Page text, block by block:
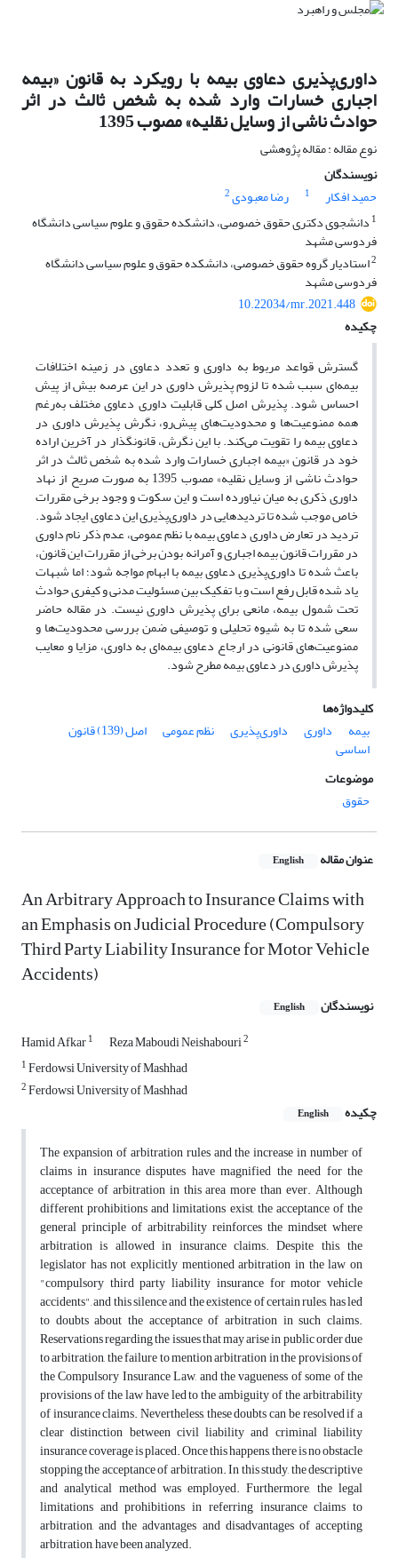
داوری‌پذیری دعاوی بیمه با رویکرد به قانون «بیمه
اجباری خسارات وارد شده به شخص ثالث در اثر
حوادث ناشی از وسایل نقلیه» مصوب 1395
نوع مقاله : مقاله پژوهشی
نویسندگان
حمید افکار
1 رضا معبودی2
1 دانشجوی دکتری حقوق خصوصی، دانشکده حقوق و علوم سیاسی دانشگاه
فردوسی مشهد
2استادیار گروه حقوق خصوصی، دانشکده حقوق و علوم سیاسی دانشگاه
فردوسی مشهد
10.22034/mr.2021.448
چکیده
گسترش قواعد مربوط به داوری و تعدد دعاوی در زمینه اختلافات
بیمه‌ای سبب شده تا لزوم پذیرش داوری در این عرصه بیش از پیش
احساس شود. پذیرش اصل کلی قابلیت داوری دعاوی مختلف به‌رغم
همه ممنوعیت‌ها و محدودیت‌های پیش‌رو، نگرش پذیرش داوری در
دعاوی بیمه را تقویت می‌کند. با این نگرش، قانونگذار در آخرین اراده
خود در قانون «بیمه اجباری خسارات وارد شده به شخص ثالث در اثر
حوادث ناشی از وسایل نقلیه» مصوب 1395 به صورت صریح از نهاد
داوری ذکری به میان نیاورده است و این سکوت و وجود برخی مقررات
خاص موجب شده تا تردیدهایی در داوری‌پذیری این دعاوی ایجاد شود.
تردید در تعارض داوری دعاوی بیمه با نظم عمومی، عدم ذکر نام داوری
در مقررات قانون بیمه اجباری و آمرانه بودن برخی از مقررات این قانون،
باعث شده تا داوری‌پذیری دعاوی بیمه با ابهام مواجه شود؛ اما شبهات
یاد شده قابل رفع است و با تفکیک بین مسئولیت مدنی و کیفری حوادث
تحت شمول بیمه، مانعی برای پذیرش داوری نیست. در مقاله حاضر
سعی شده تا به شیوه تحلیلی و توصیفی ضمن بررسی محدودیت‌ها و
ممنوعیت‌های قانونی در ارجاع دعاوی بیمه‌ای به داوری، مزایا و معایب
پذیرش داوری در دعاوی بیمه مطرح شود.
کلیدواژه‌ها
بیمه
داوری داوری‌‌‌پذیری نظم عمومی اصل (139) قانون
اساسی
موضوعات
حقوق
عنوان مقاله English
An Arbitrary Approach to Insurance Claims with
an Emphasis on Judicial Procedure (Compulsory
Third Party Liability Insurance for Motor Vehicle
Accidents)
نویسندگان English
Hamid Afkar1 Reza Maboudi Neishabouri2
1Ferdowsi University of Mashhad
2Ferdowsi University of Mashhad
چکیده
English
The expansion of arbitration rules and the increase in number of
claims in insurance disputes have magnified the need for the
acceptance of arbitration in this area more than ever. Although
different prohibitions and limitations exist, the acceptance of the
general principle of arbitrability reinforces the mindset where
arbitration is allowed in insurance claims. Despite this, the
legislator has not explicitly mentioned arbitration in the law on
"compulsory third party liability insurance for motor vehicle
accidents", and this silence and the existence of certain rules, has led
to doubts about the acceptance of arbitration in such claims.
Reservations regarding the issues that may arise in public order due
to arbitration, the failure to mention arbitration in the provisions of
the Compulsory Insurance Law, and the vagueness of some of the
provisions of the law have led to the ambiguity of the arbitrability
of insurance claims. Nevertheless, these doubts can be resolved if a
clear distinction between civil liability and criminal liability
insurance coverage is placed. Once this happens, there is no obstacle
stopping the acceptance of arbitration. In this study, the descriptive
and analytical method was employed. Furthermore, the legal
limitations and prohibitions in referring insurance claims to
arbitration, and the advantages and disadvantages of accepting
arbitration, have been analyzed.